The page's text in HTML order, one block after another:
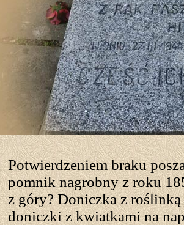
Potwierdzeniem braku
pomnik nagrobny z roku
z góry? Doniczka z
doniczki z kwiatkami na